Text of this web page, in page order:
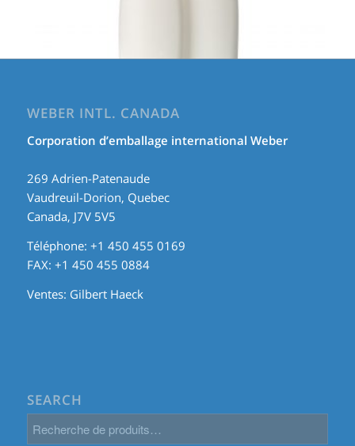
WEBER INTL. CANADA
Corporation d’emballage international Weber
269 Adrien-Patenaude
Vaudreuil-Dorion, Quebec
Canada, J7V 5V5
Téléphone: +1 450 455 0169
FAX: +1 450 455 0884
Ventes: Gilbert Haeck
SEARCH